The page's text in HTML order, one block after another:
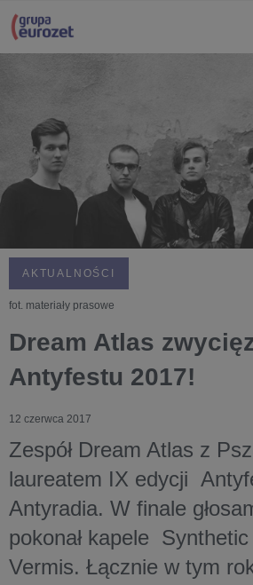
AKTUALNOŚCI
fot. materiały prasowe
Dream Atlas
Antyfestu 2017!
12 czerwca 2017
Zespół Dream Atlas z
laureatem IX edycji
Antyradia. W finale
pokonał kapele
Vermis. Łącznie w tym